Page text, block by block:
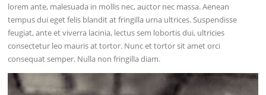
lorem ante, malesuada in mollis nec, auctor nec massa. Aenean
tempus dui eget felis blandit at fringilla urna ultrices. Suspendisse
feugiat, ante et viverra lacinia, lectus sem lobortis dui, ultricies
consectetur leo mauris at tortor. Nunc et tortor sit amet orci
consequat semper. Nulla non fringilla diam.